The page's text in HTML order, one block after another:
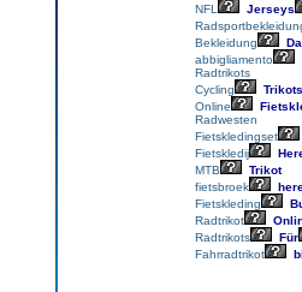
NFL
Jerseys
Bekleidung
abbigliamento
Radtrikots
Cycling
Trikots
Online
Radwesten
Fietskledingset
Fietskledij
MTB
Trikot
fietsbroek
Fietskleding
Radtrikot
Radtrikots
Für
Fahrradtrikot